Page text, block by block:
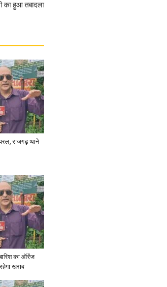
का हुआ तबादला
राजगढ़ थाने
बारिश का ऑरेंज
खराब